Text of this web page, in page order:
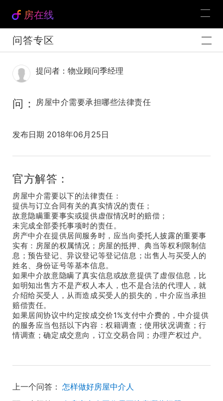
房在线
问答专区
提问者：物业顾问季经理
问： 房屋中介需要承担哪些法律责任
发布日期 2018年06月25日
官方解答：
房屋中介需要以下的法律责任：
提供与订立合同有关的真实情况的责任；
故意隐瞒重要事实或提供虚假情况时的赔偿；
未完成全部委托事项时的责任。
房产中介在提供居间服务时，应当向委托人披露的重要事
实有：房屋的权属情况；房屋的抵押、典当等权利限制信
息；预告登记、异议登记等登记信息；出售人与买受人的
姓名、身份证号等基本信息。
如果中介故意隐瞒了真实信息或故意提供了虚假信息，比
如明知出售方不是产权人本人，也不是合法的代理人，就
介绍给买受人，从而造成买受人的损失的，中介应当承担
赔偿责任。
如果居间协议中约定按成交价1%支付中介费的，中介提供
的服务应当包括以下内容：权籍调查；使用状况调查；行
情调查；确定成交意向，订立交易合同；办理产权过户。
上一个问答： 怎样做好房屋中介人